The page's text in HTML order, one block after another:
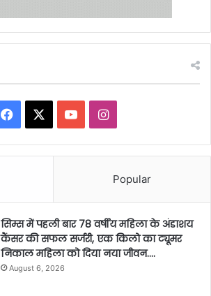
Facebook YouTubeInstagram
Popular
सिम्स में पहली बार 78 वर्षीय महिला के अंडाशय
कैंसर की सफल सर्जरी, एक किलो का ट्यूमर
निकाल महिला को दिया नया जीवन….
August 6, 2026